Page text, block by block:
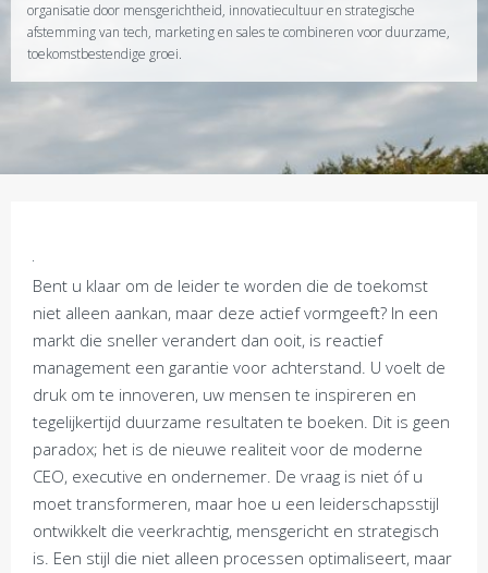
organisatie door mensgerichtheid, innovatiecultuur en strategische
afstemming van tech, marketing en sales te combineren voor duurzame,
toekomstbestendige groei.
Bent u klaar om de leider te worden die de toekomst
niet alleen aankan, maar deze actief vormgeeft? In een
markt die sneller verandert dan ooit, is reactief
management een garantie voor achterstand. U voelt de
druk om te innoveren, uw mensen te inspireren en
tegelijkertijd duurzame resultaten te boeken. Dit is geen
paradox; het is de nieuwe realiteit voor de moderne
CEO, executive en ondernemer. De vraag is niet óf u
moet transformeren, maar hoe u een leiderschapsstijl
ontwikkelt die veerkrachtig, mensgericht en strategisch
is. Een stijl die niet alleen processen optimaliseert, maar